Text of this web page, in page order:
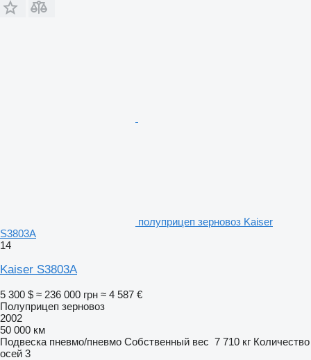
полуприцеп зерновоз Kaiser
S3803A
14
Kaiser S3803A
5 300 $ ≈ 236 000 грн ≈ 4 587 €
Полуприцеп зерновоз
2002
50 000 км
Подвеска пневмо/пневмо Собственный вес 7 710 кг Количество
осей 3